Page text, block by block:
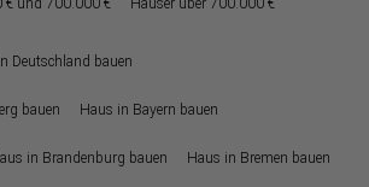
Deutschland bauen
bauen Haus in Bayern bauen
in Brandenburg bauen Haus in Bremen bauen